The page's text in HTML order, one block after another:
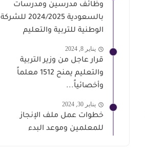
وظائف مدرسين ومدرسات
بالسعودية 2024/2025 للشركة
الوطنية للتربية والتعليم
يناير 8, 2024
قرار عاجل من وزير التربية
والتعليم يمنح 1512 معلماً
وأخصائياً...
يناير 30, 2024
خطوات عمل ملف الإنجاز
للمعلمين وموعد البدء